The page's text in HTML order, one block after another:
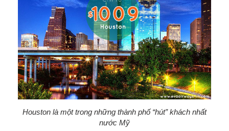
Houston là một trong những thành phố “hút” khách nhất
nước Mỹ